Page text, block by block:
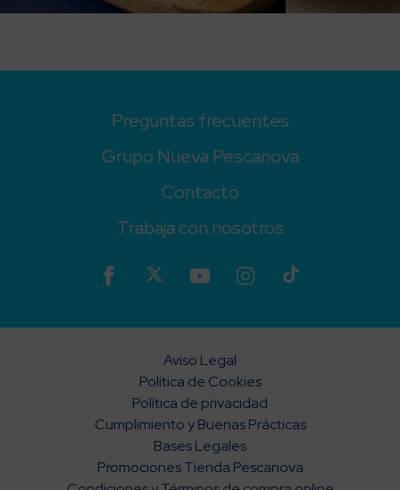
Preguntas frecuentes
Grupo Nueva Pescanova
Contacto
Trabaja con nosotros
Aviso Legal
Política de Cookies
Política de privacidad
Cumplimiento y Buenas Prácticas
Bases Legales
Promociones Tienda Pescanova